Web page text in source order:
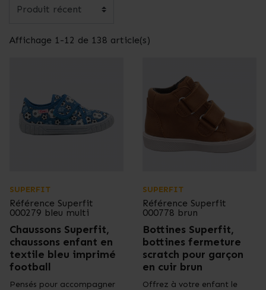
Affichage 1-12 de 138 article(s)
SUPERFIT
Référence Superfit
000279 bleu multi
Chaussons Superfit,
chaussons enfant en
textile bleu imprimé
football
Pensés pour accompagner
SUPERFIT
Référence Superfit
000778 brun
Bottines Superfit,
bottines fermeture
scratch pour garçon
en cuir brun
Offrez à votre enfant le